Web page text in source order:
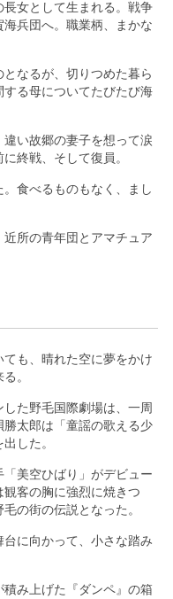
女として生まれる。戦争
兵団へ。職業柄、まかな
なるが、切りつめた暮ら
る母についてたびたび海
い故郷の妻子を想って涙
終戦、そして復員。
食べるものもなく、まし
所の青年団とアマチュア
も、晴れた空に夢をかけ
。
た野毛国際劇場は、一周
太郎は「童謡の歌える少
した。
美空ひばり」がデビュー
客の胸に強烈に焼きつ
の街の伝説となった。
に向かって、小さな踏み
み上げた『ダンペ』の箱